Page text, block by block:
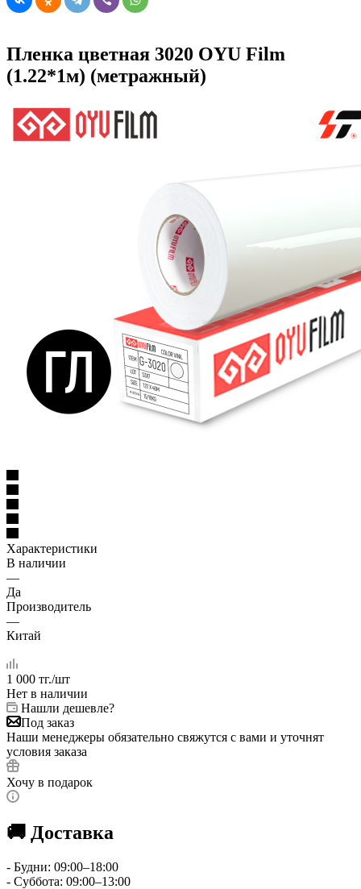
Пленка цветная 3020 OYU Film
(1.22*1м) (метражный)
Характеристики
В наличии
—
Да
Производитель
—
Китай
1 000 тг./шт
Нет в наличии
Нашли дешевле?
Под заказ
Наши менеджеры обязательно свяжутся с вами и уточнят
условия заказа
Хочу в подарок
🚚 Доставка
- Будни: 09:00–18:00
- Суббота: 09:00–13:00